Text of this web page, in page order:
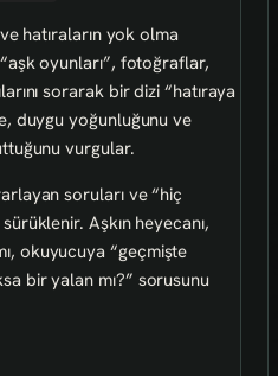
hatıraların yok olma
oyunları”, fotoğraflar,
sorarak bir dizi “hatıraya
duygu yoğunluğunu ve
vurgular.
soruları ve “hiç
Aşkın heyecanı,
okuyucuya “geçmişte
bir yalan mı?” sorusunu